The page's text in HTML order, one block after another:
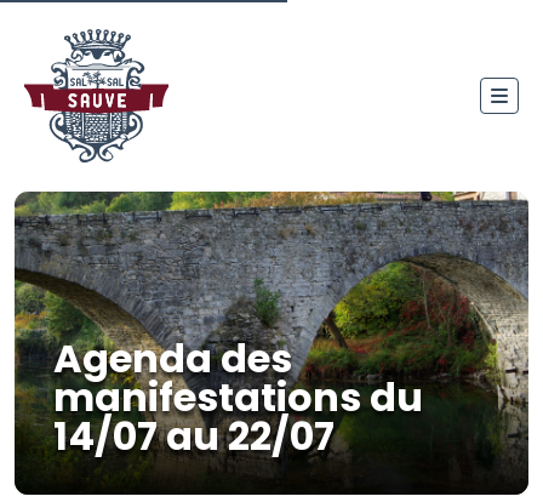
Agenda des
manifestations du
14/07 au 22/07